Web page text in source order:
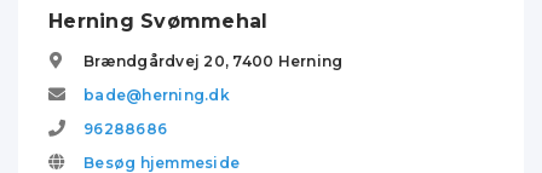
Herning Svømmehal
Brændgårdvej 20, 7400 Herning
bade@herning.dk
96288686
Besøg hjemmeside